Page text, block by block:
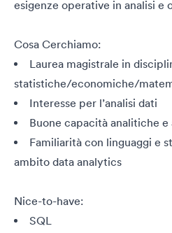
esigenze operative in analisi e
Cosa Cerchiamo:
Laurea magistrale in
statistiche/economiche/
Interesse per l’analisi dati
Buone capacità analitiche
Familiarità con linguaggi e
ambito data analytics
Nice-to-have:
SQL